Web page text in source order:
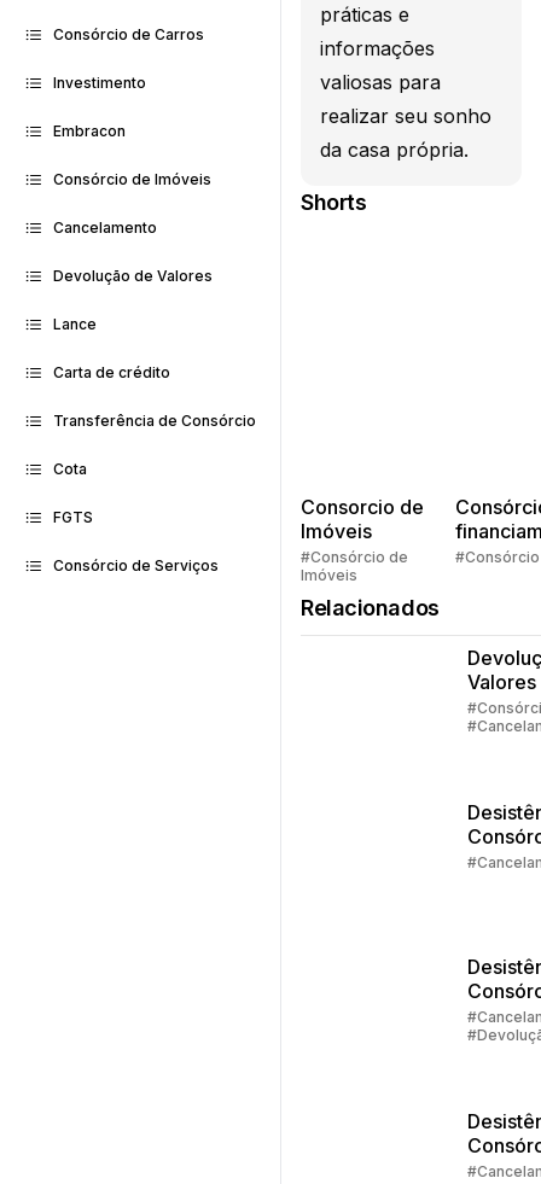
Consórcio de Carros
Investimento
Embracon
Consórcio de Imóveis
Cancelamento
Devolução de Valores
Lance
Carta de crédito
Transferência de Consórcio
Cota
FGTS
Consórcio de Serviços
práticas e
informações
valiosas para
realizar seu sonho
da casa própria.
Shorts
Consorcio de
Imóveis
#Consórcio de
Imóveis
Quem
#Consórcio
Relacionados
Valores
Parte 1
Parte 3
Parte 2
Parte 1 |